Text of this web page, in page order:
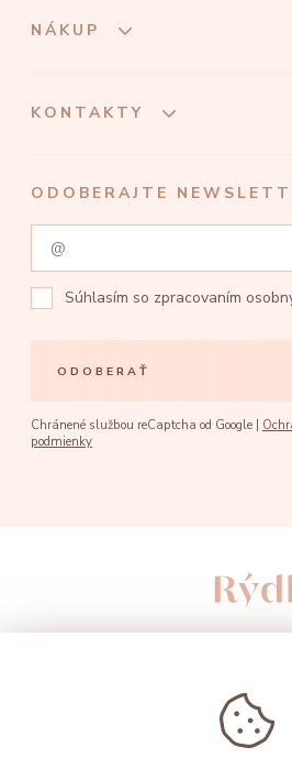
NÁKUP
KONTAKTY
ODOBERAJTE
Súhlasím so zpracovaním
ODOBERAŤ
Chránené službou reCaptcha od Google |
podmienky